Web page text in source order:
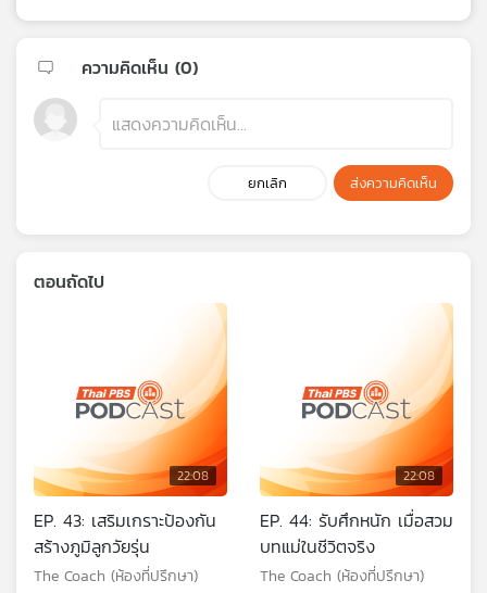
ความคิดเห็น (0)
ยกเลิก ส่งความคิดเห็น
ตอนถัดไป
22:08
EP. 43: เสริมเกราะป้องกัน
สร้างภูมิลูกวัยรุ่น
The Coach (ห้องที่ปรึกษา)
22:08
EP. 44: รับศึกหนัก เมื่อสวม
บทแม่ในชีวิตจริง
The Coach (ห้องที่ปรึกษา)